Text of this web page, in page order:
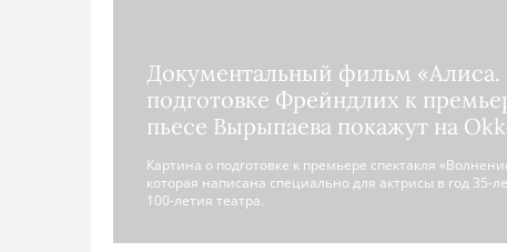
Документальный фильм «Алиса.
подготовке Фрейндлих к
пьесе Вырыпаева покажут на
Картина о подготовке к премьере спектакля
которая написана специально для актрисы в год 35-
100-летия театра.